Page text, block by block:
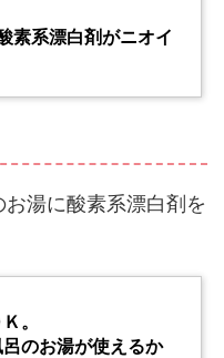
系漂白剤がニオイ
湯に酸素系漂白剤を
。
のお湯が使えるか